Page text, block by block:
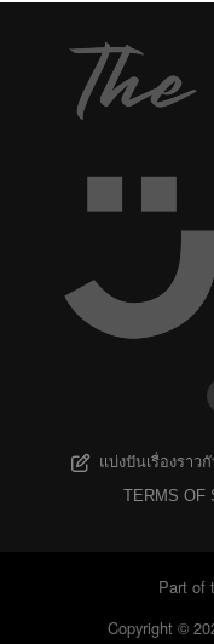
แบ่งปันเรื่องราวกั
TERMS OF
Part of
Copyright ©